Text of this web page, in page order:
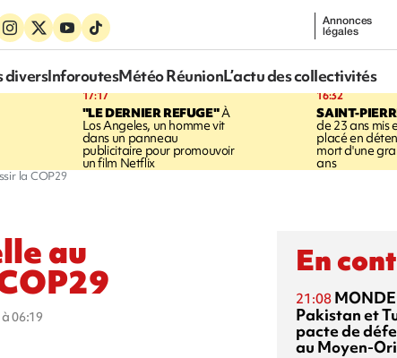
Annonces
légales
diversInforoutesMétéo RéunionL’actu des collectivités
17:17
"LE DERNIER REFUGE"À
Los Angeles, un homme vit
dans un panneau
publicitaire pour promouvoir
un film Netflix
16:32
SAINT-
de 23 ans mis
placé en
mort d'une
ans
la COP29
au
06:19
En
21:08 MONDE
Pakistan et
pacte de
au Moyen-